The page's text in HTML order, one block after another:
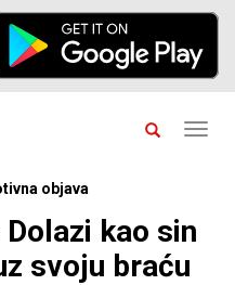
objava
kao sin
svoju braću